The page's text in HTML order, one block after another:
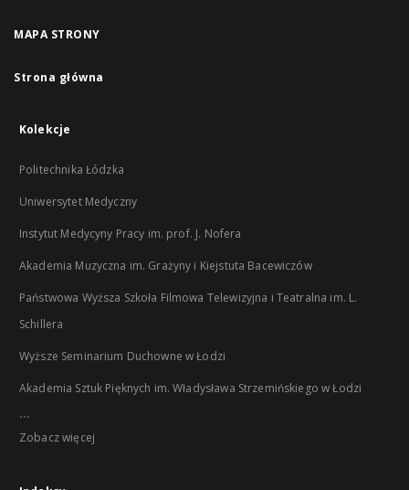
MAPA STRONY
Strona główna
Kolekcje
Politechnika Łódzka
Uniwersytet Medyczny
Instytut Medycyny Pracy im. prof. J. Nofera
Akademia Muzyczna im. Grażyny i Kiejstuta Bacewiczów
Państwowa Wyższa Szkoła Filmowa Telewizyjna i Teatralna im. L.
Schillera
Wyższe Seminarium Duchowne w Łodzi
Akademia Sztuk Pięknych im. Władysława Strzemińskiego w Łodzi
...
Zobacz więcej